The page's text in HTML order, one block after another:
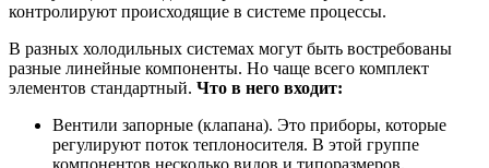
контролируют происходящие в системе процессы.
В разных холодильных системах могут быть востребованы
разные линейные компоненты. Но чаще всего комплект
элементов стандартный. Что в него входит:
Вентили запорные (клапана). Это приборы, которые
регулируют поток теплоносителя. В этой группе